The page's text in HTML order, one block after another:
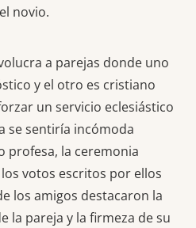
novio.
a parejas donde uno
y el otro es cristiano
un servicio eclesiástico
se sentiría incómoda
profesa, la ceremonia
votos escritos por ellos
los amigos destacaron la
la pareja y la firmeza de su